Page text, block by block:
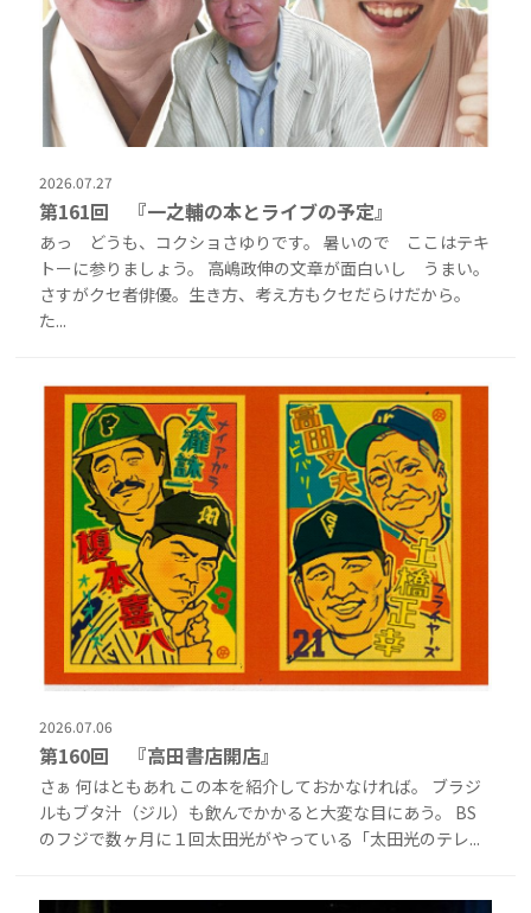
2026.07.27
第161回 『一之輔の本とライブの予定』
あっ どうも、コクショさゆりです。 暑いので ここはテキ
トーに参りましょう。 高嶋政伸の文章が面白いし うまい。
さすがクセ者俳優。生き方、考え方もクセだらけだから。
た...
2026.07.06
第160回 『高田書店開店』
さぁ 何はともあれ この本を紹介しておかなければ。 ブラジ
ルもブタ汁（ジル）も飲んでかかると大変な目にあう。 BS
のフジで数ヶ月に１回太田光がやっている「太田光のテレ...